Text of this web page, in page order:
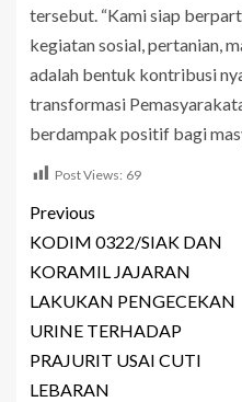
tersebut. “Kami siap
kegiatan sosial, pertanian,
adalah bentuk kontribusi
transformasi
berdampak positif bagi
Post Views: 69
Previous
KODIM 0322/SIAK DAN
KORAMIL JAJARAN
LAKUKAN PENGECEKAN
URINE TERHADAP
PRAJURIT USAI CUTI
LEBARAN